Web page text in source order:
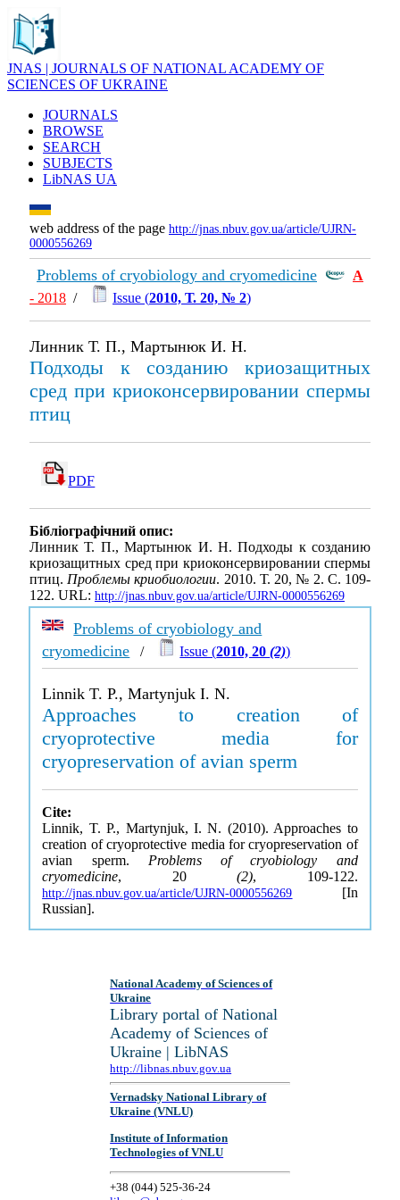
JNAS | JOURNALS OF NATIONAL ACADEMY OF
SCIENCES OF UKRAINE
JOURNALS
BROWSE
SEARCH
SUBJECTS
LibNAS UA
web address of the page http://jnas.nbuv.gov.ua/article/UJRN-
0000556269
Problems of cryobiology and cryomedicine
А
- 2018 / Issue (2010, Т. 20, № 2)
Линник Т. П., Мартынюк И. Н.
Подходы к созданию криозащитных
сред при криоконсервировании спермы
птиц
PDF
Бібліографічний опис:
Линник Т. П., Мартынюк И. Н. Подходы к созданию
криозащитных сред при криоконсервировании спермы
птиц.Проблемы криобиологии. 2010. Т. 20, № 2. С. 109-
122. URL: http://jnas.nbuv.gov.ua/article/UJRN-0000556269
Problems of cryobiology and
cryomedicine / Issue (2010, 20(2))
Linnik T. P., Martynjuk I. N.
Approaches to creation of
cryoprotective media for
cryopreservation of avian sperm
Cite:
Linnik, T. P., Martynjuk, I. N. (2010). Approaches to
creation of cryoprotective media for cryopreservation of
avian sperm. Problems of cryobiology and
cryomedicine, 20(2), 109-122.
http://jnas.nbuv.gov.ua/article/UJRN-0000556269 [In
Russian].
National Academy of Sciences of
Ukraine
Library portal of National
Academy of Sciences of
Ukraine | LibNAS
http://libnas.nbuv.gov.ua
Vernadsky National Library of
Ukraine (VNLU)
Institute of Information
Technologies of VNLU
+38 (044) 525-36-24